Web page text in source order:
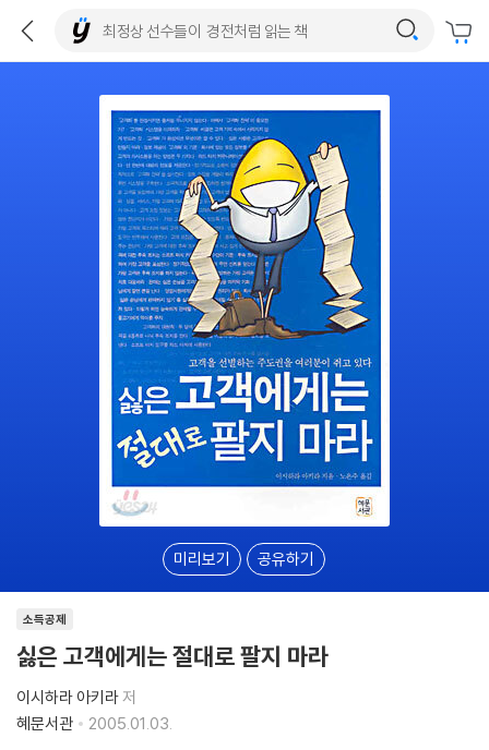
미리보기 공유하기
소득공제
싫은 고객에게는 절대로 팔지 마라
이시하라 아키라저
혜문서관
2005.01.03.